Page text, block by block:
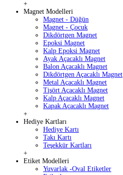
+
Magnet Modelleri
Magnet - Düğün
Magnet - Çocuk
Dikdörtgen Magnet
Epoksi Magnet
Kalp Epoksi Magnet
Ayak Açacaklı Magnet
Balon Açacaklı Magnet
Dikdörtgen Açacaklı Magnet
Metal Açacaklı Magnet
Tişört Açacaklı Magnet
Kalp Açacaklı Magnet
Kapak Açacaklı Magnet
+
Hediye Kartları
Hediye Kartı
Takı Kartı
Teşekkür Kartları
+
Etiket Modelleri
Yuvarlak -Oval Etiketler